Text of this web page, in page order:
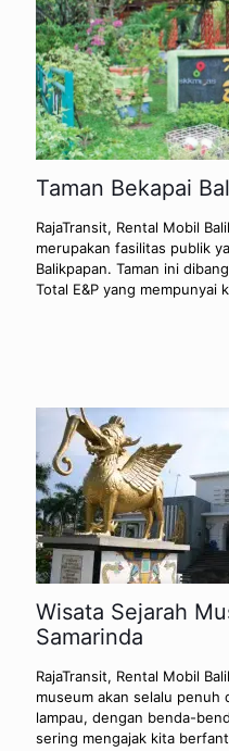
Taman Bekapai
RajaTransit, Rental Mobil
merupakan fasilitas publik
Balikpapan. Taman ini
Total E&P yang mempunyai
Wisata Sejarah
Samarinda
RajaTransit, Rental Mobil
museum akan selalu penuh
lampau, dengan benda-
sering mengajak kita